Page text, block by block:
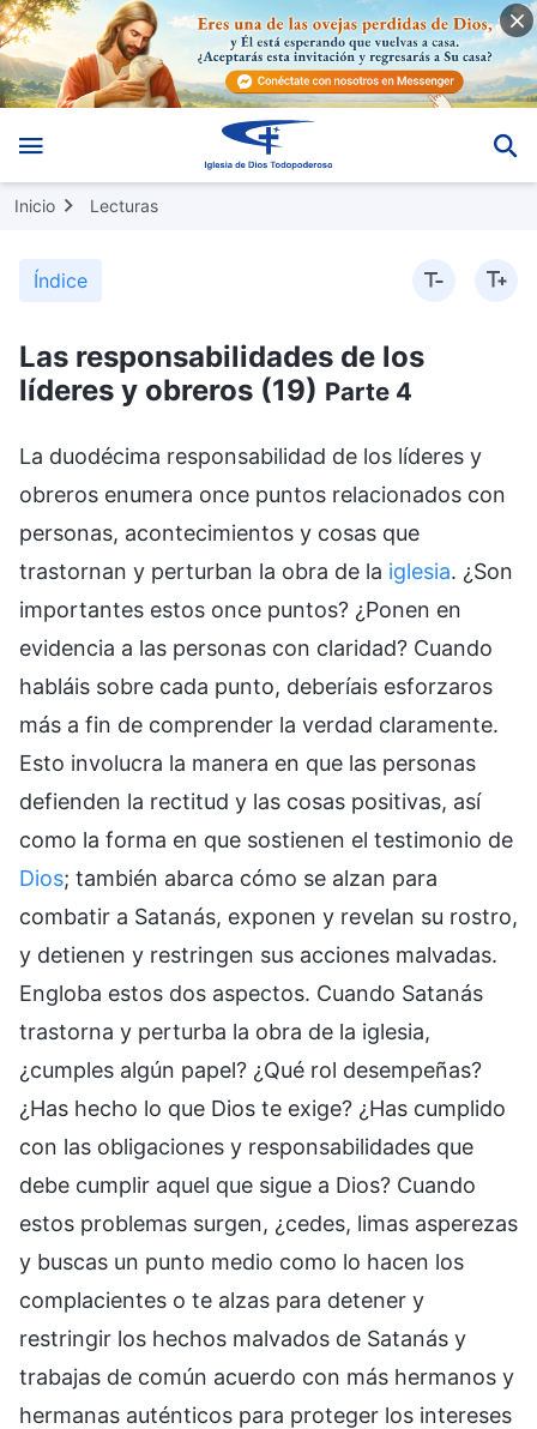
Inicio Lecturas
Índice
Las responsabilidades de los
líderes y obreros (19) Parte 4
La duodécima responsabilidad de los líderes y
obreros enumera once puntos relacionados con
personas, acontecimientos y cosas que
trastornan y perturban la obra de la iglesia. ¿Son
importantes estos once puntos? ¿Ponen en
evidencia a las personas con claridad? Cuando
habláis sobre cada punto, deberíais esforzaros
más a fin de comprender la verdad claramente.
Esto involucra la manera en que las personas
defienden la rectitud y las cosas positivas, así
como la forma en que sostienen el testimonio de
Dios; también abarca cómo se alzan para
combatir a Satanás, exponen y revelan su rostro,
y detienen y restringen sus acciones malvadas.
Engloba estos dos aspectos. Cuando Satanás
trastorna y perturba la obra de la iglesia,
¿cumples algún papel? ¿Qué rol desempeñas?
¿Has hecho lo que Dios te exige? ¿Has cumplido
con las obligaciones y responsabilidades que
debe cumplir aquel que sigue a Dios? Cuando
estos problemas surgen, ¿cedes, limas asperezas
y buscas un punto medio como lo hacen los
complacientes o te alzas para detener y
restringir los hechos malvados de Satanás y
trabajas de común acuerdo con más hermanos y
hermanas auténticos para proteger los intereses